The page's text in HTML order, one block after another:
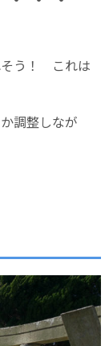
う！ これは
調整しなが